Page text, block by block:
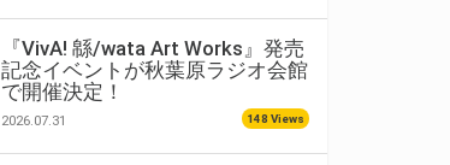
『VivA! 緜/wata Art Works』発売
記念イベントが秋葉原ラジオ会館
で開催決定！
2026.07.31 148 Views